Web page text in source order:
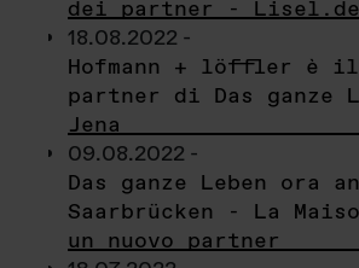
dei partner - Lisel.de
18.08.2022 -
Hofmann + löffler è il
partner di Das ganze
Jena
09.08.2022 -
Das ganze Leben ora
Saarbrücken - La
un nuovo partner